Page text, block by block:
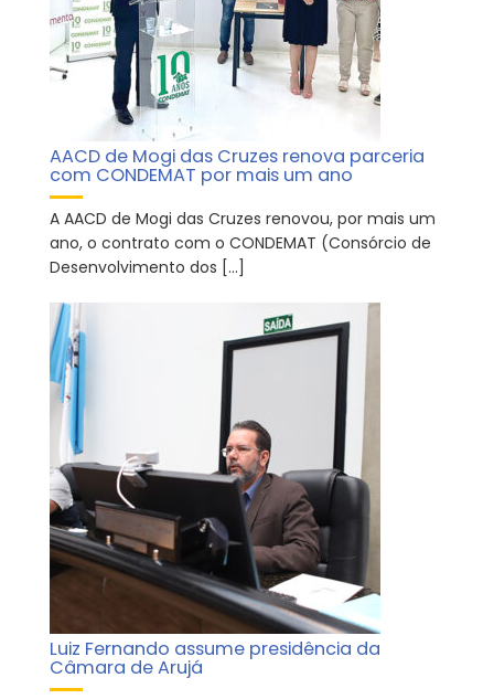
AACD de Mogi das Cruzes renova parceria
com CONDEMAT por mais um ano
A AACD de Mogi das Cruzes renovou, por mais um
ano, o contrato com o CONDEMAT (Consórcio de
Desenvolvimento dos […]
Luiz Fernando assume presidência da
Câmara de Arujá